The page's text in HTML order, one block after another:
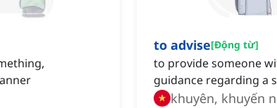
to advise[Động từ]
to provide someone
guidance regarding a
khuyên, khuyến